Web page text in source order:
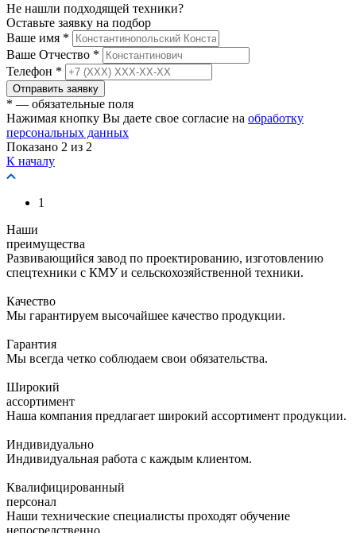
Не нашли подходящей техники?
Оставьте заявку на подбор
Ваше имя *
Ваше Отчество *
Телефон *
Отправить заявку
* — обязательные поля
Нажимая кнопку Вы даете свое согласие на обработку
персональных данных
Показано 2 из 2
К началу
1
Наши
преимущества
Развивающийся завод по проектированию, изготовлению
спецтехники с КМУ и сельскохозяйственной техники.
Качество
Мы гарантируем высочайшее качество продукции.
Гарантия
Мы всегда четко соблюдаем свои обязательства.
Широкий
ассортимент
Наша компания предлагает широкий ассортимент продукции.
Индивидуально
Индивидуальная работа с каждым клиентом.
Квалифицированный
персонал
Наши технические специалисты проходят обучение
непосредственно